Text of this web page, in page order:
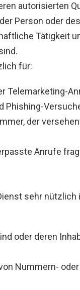
autorisierten
Person oder
Tätigkeit
für:
Telemarketing-
Phishing-
der
Anrufe
sehr nützlich
oder deren
Nummern-